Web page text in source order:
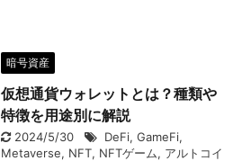
暗号資産
仮想通貨ウォレットとは？種類や
特徴を用途別に解説
2024/5/30 DeFi, GameFi,
Metaverse, NFT, NFTゲーム, アルトコイ